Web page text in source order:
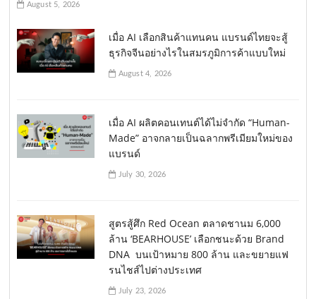
August 5, 2026
เมื่อ AI เลือกสินค้าแทนคน แบรนด์ไทยจะสู้
ธุรกิจจีนอย่างไรในสมรภูมิการค้าแบบใหม่
August 4, 2026
เมื่อ AI ผลิตคอนเทนต์ได้ไม่จำกัด “Human-
Made” อาจกลายเป็นฉลากพรีเมียมใหม่ของ
แบรนด์
July 30, 2026
สูตรสู้ศึก Red Ocean ตลาดชานม 6,000
ล้าน ‘BEARHOUSE’ เลือกชนะด้วย Brand
DNA บนเป้าหมาย 800 ล้าน และขยายแฟ
รนไชส์ไปต่างประเทศ
July 23, 2026